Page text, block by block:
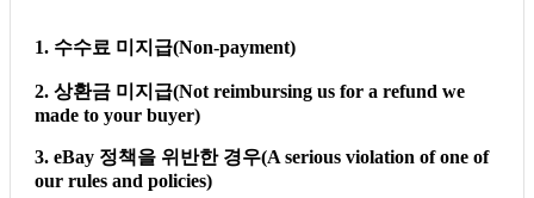
1. 수수료 미지급(Non-payment)
2. 상환금 미지급(Not reimbursing us for a refund we
made to your buyer)
3. eBay 정책을 위반한 경우(A serious violation of one of
our rules and policies)